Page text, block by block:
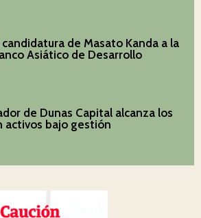
de Masato Kanda a la
Asiático de Desarrollo
de Dunas Capital alcanza los
activos bajo gestión